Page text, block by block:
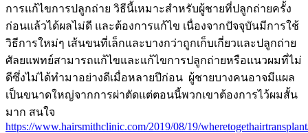
การแก้ไขการปลูกถ่าย วิธีนี้เหมาะสำหรับผู้ชายที่ปลูกถ่ายครั้ง
ก่อนแล้วได้ผลไม่ดี และต้องการแก้ไข เนื่องจากปัจจุบันมีการใช้
วิธีการใหม่ๆ เส้นขนที่เล็กและบางกว่าถูกเก็บเกี่ยวและปลูกถ่าย
ศัลยแพทย์สามารถแก้ไขและแก้ไขการปลูกถ่ายหรือแนวผมที่ไม่
ดีซึ่งไม่ได้ทำมาอย่างดีเมื่อหลายปีก่อน ผู้ชายบางคนอาจมีแผล
เป็นขนาดใหญ่จากการผ่าตัดแต่ตอนนี้พวกเขาต้องการไว้ผมสั้น
มาก สนใจ
https://www.hairsmithclinic.com/2019/08/19/